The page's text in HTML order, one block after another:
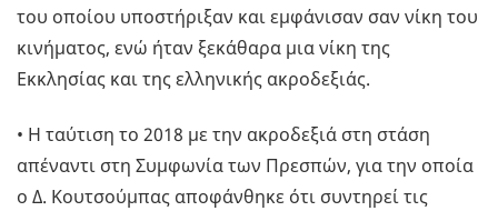
του οποίου υποστήριξαν και εμφάνισαν σαν νίκη του
κινήματος, ενώ ήταν ξεκάθαρα μια νίκη της
Εκκλησίας και της ελληνικής ακροδεξιάς.
• Η ταύτιση το 2018 με την ακροδεξιά στη στάση
απέναντι στη Συμφωνία των Πρεσπών, για την οποία
ο Δ. Κουτσούμπας αποφάνθηκε ότι συντηρεί τις